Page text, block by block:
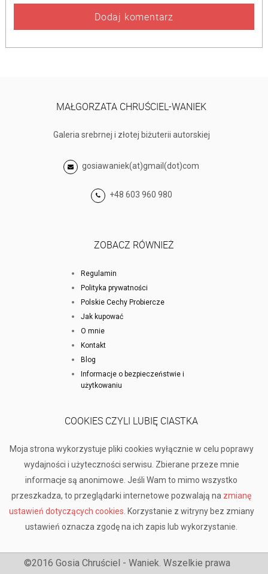
MAŁGORZATA CHRUŚCIEL-WANIEK
Galeria srebrnej i złotej biżuterii autorskiej
gosiawaniek(at)gmail(dot)com
+48 603 960 980
ZOBACZ RÓWNIEŻ
Regulamin
Polityka prywatności
Polskie Cechy Probiercze
Jak kupować
O mnie
Kontakt
Blog
Informacje o bezpieczeństwie i
użytkowaniu
COOKIES CZYLI LUBIĘ CIASTKA
Moja strona wykorzystuje pliki cookies wyłącznie w celu poprawy
wydajności i użyteczności serwisu. Zbierane przeze mnie
informacje są anonimowe. Jeśli Wam to mimo wszystko
przeszkadza, to przeglądarki internetowe pozwalają na zmianę
ustawień dotyczących cookies . Korzystanie z witryny bez zmiany
ustawień oznacza zgodę na ich zapis lub wykorzystanie.
©2016 Gosia Chruściel - Waniek. Wszelkie prawa